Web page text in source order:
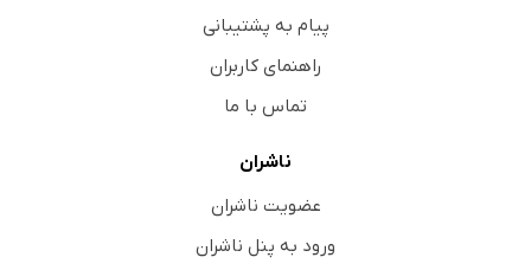
پیام به پشتیبانی
راهنمای کاربران
تماس با ما
ناشران
عضویت ناشران
ورود به پنل ناشران